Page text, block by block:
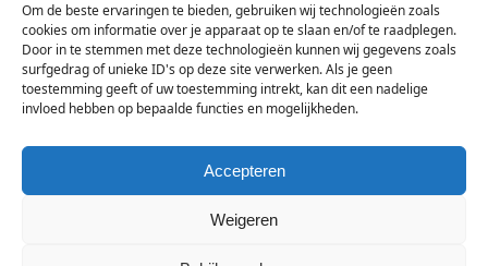
Om de beste ervaringen te bieden, gebruiken wij technologieën zoals
cookies om informatie over je apparaat op te slaan en/of te raadplegen.
Door in te stemmen met deze technologieën kunnen wij gegevens zoals
surfgedrag of unieke ID's op deze site verwerken. Als je geen
toestemming geeft of uw toestemming intrekt, kan dit een nadelige
invloed hebben op bepaalde functies en mogelijkheden.
Accepteren
Weigeren
Vul
hier
je
e-
mailadres
in
Sign Up